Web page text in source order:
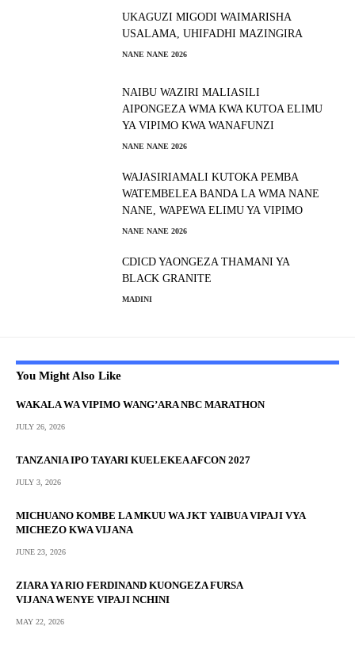
UKAGUZI MIGODI WAIMARISHA
USALAMA, UHIFADHI MAZINGIRA
NANE NANE 2026
NAIBU WAZIRI MALIASILI
AIPONGEZA WMA KWA KUTOA ELIMU
YA VIPIMO KWA WANAFUNZI
NANE NANE 2026
WAJASIRIAMALI KUTOKA PEMBA
WATEMBELEA BANDA LA WMA NANE
NANE, WAPEWA ELIMU YA VIPIMO
NANE NANE 2026
CDICD YAONGEZA THAMANI YA
BLACK GRANITE
MADINI
You Might Also Like
WAKALA WA VIPIMO WANG’ARA NBC MARATHON
JULY 26, 2026
TANZANIA IPO TAYARI KUELEKEA AFCON 2027
JULY 3, 2026
MICHUANO KOMBE LA MKUU WA JKT YAIBUA VIPAJI VYA
MICHEZO KWA VIJANA
JUNE 23, 2026
ZIARA YA RIO FERDINAND KUONGEZA FURSA
VIJANA WENYE VIPAJI NCHINI
MAY 22, 2026